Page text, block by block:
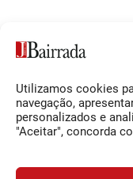
Utilizamos cookies
navegação,
personalizados e
"Aceitar", concorda
Siga-nos
Facebook